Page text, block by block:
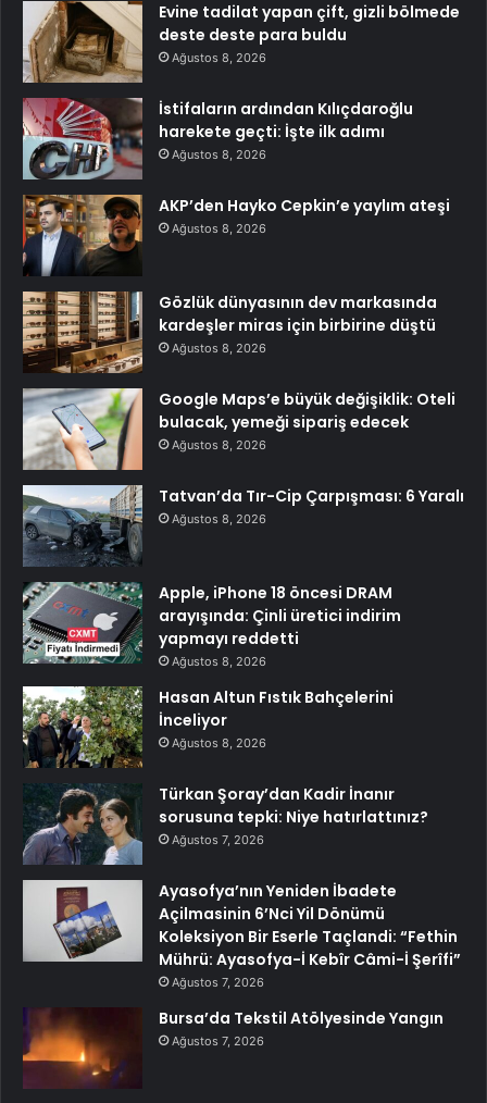
Evine tadilat yapan çift, gizli bölmede
deste deste para buldu
Ağustos 8, 2026
İstifaların ardından Kılıçdaroğlu
harekete geçti: İşte ilk adımı
Ağustos 8, 2026
AKP’den Hayko Cepkin’e yaylım ateşi
Ağustos 8, 2026
Gözlük dünyasının dev markasında
kardeşler miras için birbirine düştü
Ağustos 8, 2026
Google Maps’e büyük değişiklik: Oteli
bulacak, yemeği sipariş edecek
Ağustos 8, 2026
Tatvan’da Tır-Cip Çarpışması: 6 Yaralı
Ağustos 8, 2026
Apple, iPhone 18 öncesi DRAM
arayışında: Çinli üretici indirim
yapmayı reddetti
Ağustos 8, 2026
Hasan Altun Fıstık Bahçelerini
İnceliyor
Ağustos 8, 2026
Türkan Şoray’dan Kadir İnanır
sorusuna tepki: Niye hatırlattınız?
Ağustos 7, 2026
Ayasofya’nın Yeniden İbadete
Açilmasinin 6’Nci Yil Dönümü
Koleksiyon Bir Eserle Taçlandi: “Fethin
Mührü: Ayasofya-İ Kebîr Câmi-İ Şerîfi”
Ağustos 7, 2026
Bursa’da Tekstil Atölyesinde Yangın
Ağustos 7, 2026